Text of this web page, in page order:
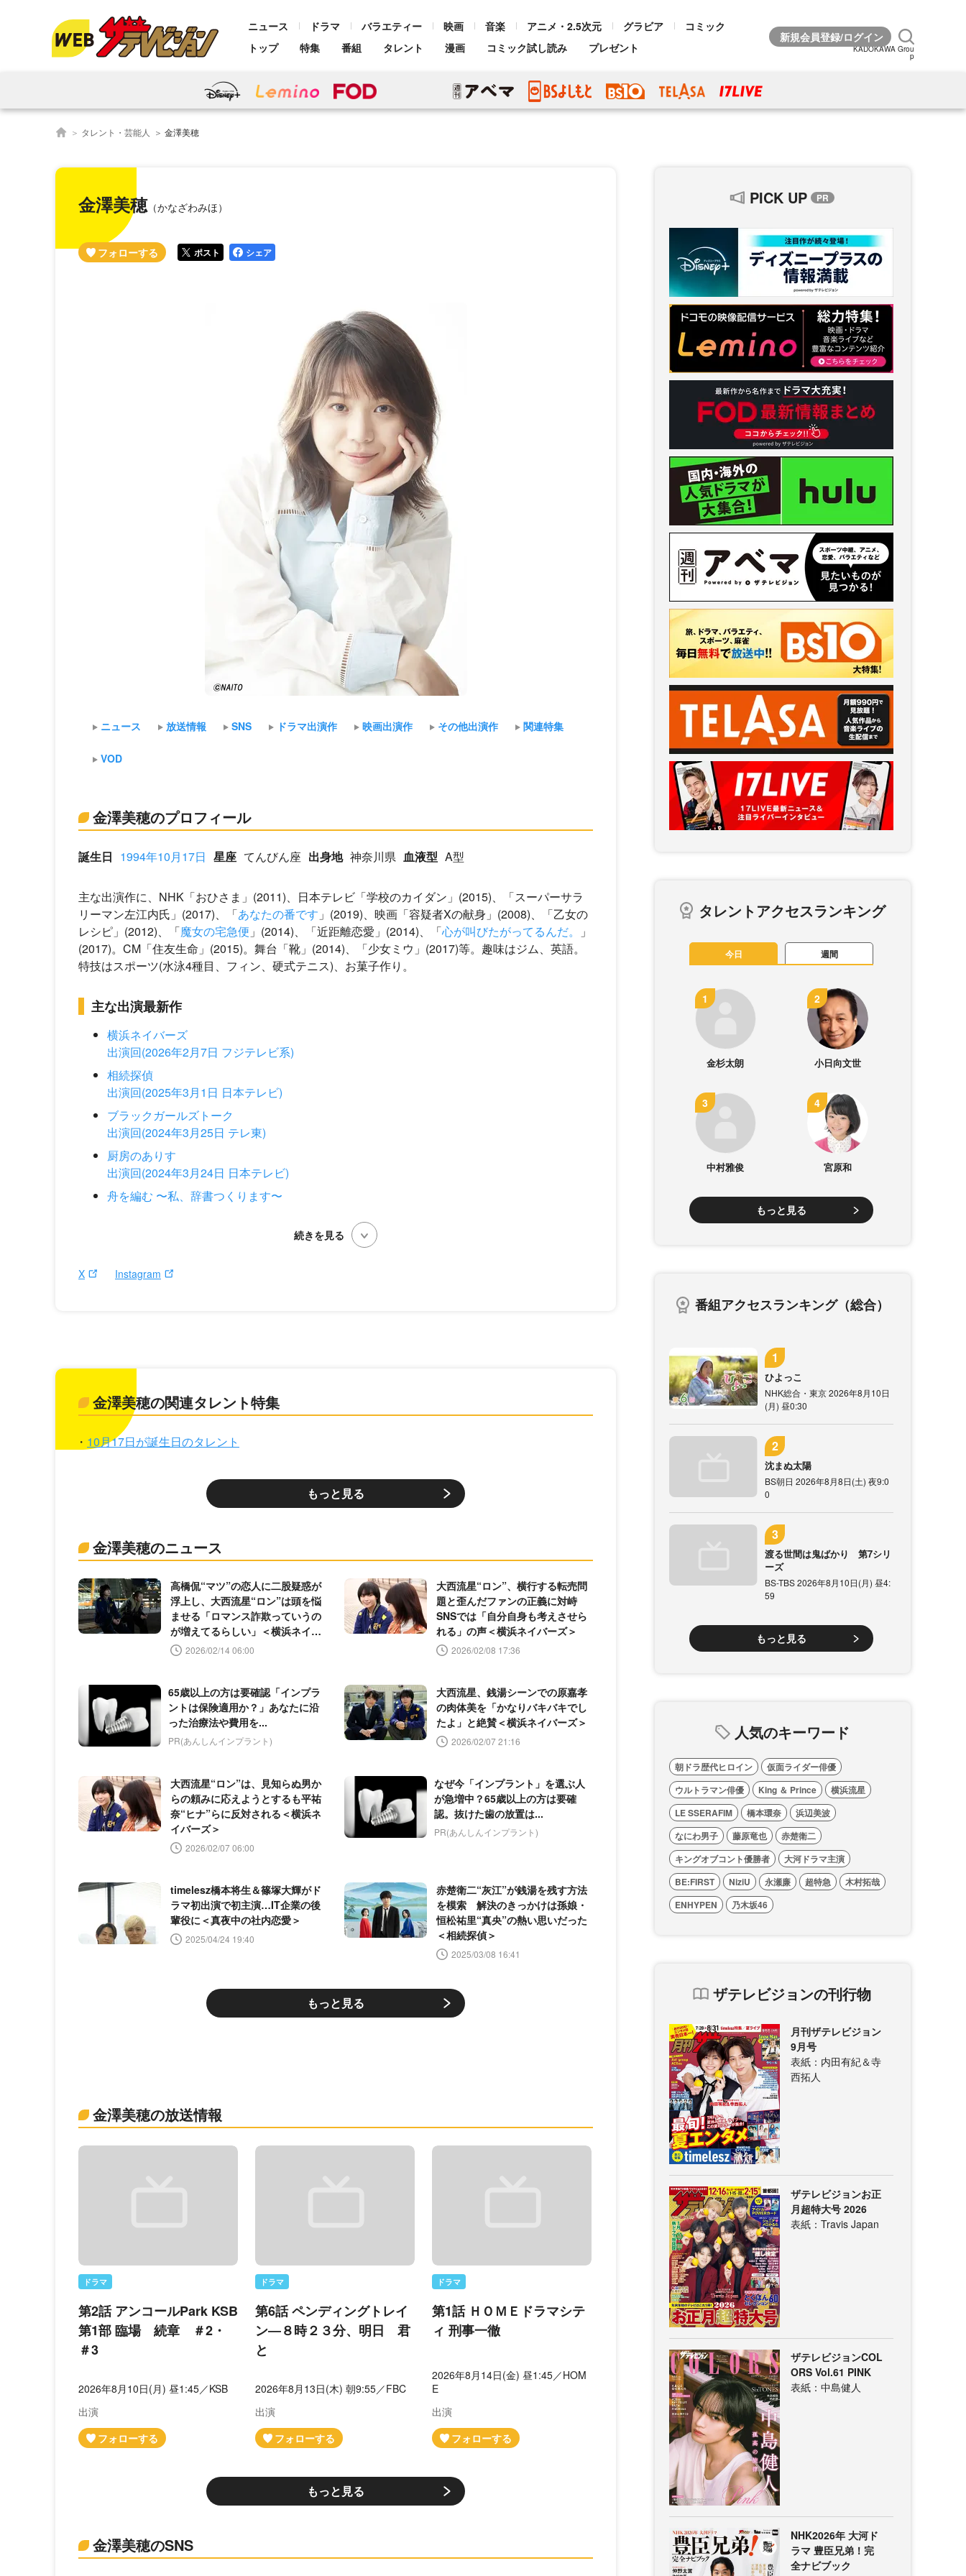
ニュース ドラマ バラエティー 映画 音楽 アニメ・2.5次元 グラビア
コミック
トップ
特集 番組 タレント 漫画 コミック試し読み プレゼント KADOKAWA Grou
p
タレント・芸能人 金澤美穂
金澤美穂（かなざわみほ）
ポスト シェア
ニュース 放送情報 SNS ドラマ出演作 映画出演作 その他出演作 関連特集
VOD
金澤美穂のプロフィール
誕生日 1994年10月17日 星座 てんびん座 出身地 神奈川県 血液型 A型
主な出演作に、NHK「おひさま」(2011)、日本テレビ「学校のカイダン」(2015)、「スーパーサラ
リーマン左江内氏」(2017)、「あなたの番です 」(2019)、映画「容疑者Xの献身」(2008)、「乙女の
レシピ」(2012)、「魔女の宅急便 」(2014)、「近距離恋愛」(2014)、「心が叫びたがってるんだ。
」
(2017)。CM「住友生命」(2015)。舞台「靴」(2014)、「少女ミウ」(2017)等。趣味はジム、英語。
特技はスポーツ(水泳4種目、フィン、硬式テニス)、お菓子作り。
主な出演最新作
横浜ネイバーズ
出演回(2026年2月7日 フジテレビ系)
相続探偵
出演回(2025年3月1日 日本テレビ)
ブラックガールズトーク
出演回(2024年3月25日 テレ東)
厨房のありす
出演回(2024年3月24日 日本テレビ)
舟を編む 〜私、辞書つくります〜
X Instagram
金澤美穂の関連タレント特集
10月17日が誕生日のタレント
もっと見る
金澤美穂のニュース
高橋侃“マツ”の恋人に二股疑惑が
浮上し、大西流星“ロン”は頭を悩
ませる「ロマンス詐欺っていうの
が増えてるらしい」＜横浜ネイバ
ーズ＞2026/02/14 06:00
大西流星“ロン”、横行する転売問
題と歪んだファンの正義に対峙
SNSでは「自分自身も考えさせら
れる」の声＜横浜ネイバーズ＞
2026/02/08 17:36
65歳以上の方は要確認「インプラ
ントは保険適用か？」あなたに沿
った治療法や費用を...
PR(あんしんインプラント)
大西流星、銭湯シーンでの原嘉孝
の肉体美を「かなりバキバキでし
たよ」と絶賛＜横浜ネイバーズ＞
2026/02/07 21:16
大西流星“ロン”は、見知らぬ男か
らの頼みに応えようとするも平祐
奈“ヒナ”らに反対される＜横浜ネ
イバーズ＞
2026/02/07 06:00
なぜ今「インプラント」を選ぶ人
が急増中？65歳以上の方は要確
認。抜けた歯の放置は...
PR(あんしんインプラント)
timelesz橋本将生＆篠塚大輝がド
ラマ初出演で初主演…IT企業の後
輩役に＜真夜中の社内恋愛＞
2025/04/24 19:40
赤楚衛二“灰江”が銭湯を残す方法
を模索 解決のきっかけは孫娘・
恒松祐里“真央”の熱い思いだった
＜相続探偵＞
2025/03/08 16:41
もっと見る
金澤美穂の放送情報
ドラマ
第2話 アンコールPark KSB
第1部 臨場 続章 ＃2・
＃3
2026年8月10日(月) 昼1:45／KSB
出演
ドラマ
第6話 ペンディングトレイ
ン―８時２３分、明日 君
と
2026年8月13日(木) 朝9:55／FBC
出演
ドラマ
第1話 ＨＯＭＥドラマシテ
ィ 刑事一徹
2026年8月14日(金) 昼1:45／HOM
E
出演
もっと見る
金澤美穂のSNS
PICK UP
タレントアクセスランキング
今日 週間
金杉太朗 小日向文世
中村雅俊 宮原和
もっと見る
番組アクセスランキング（総合）
ひよっこ
NHK総合・東京 2026年8月10日
(月) 昼0:30
沈まぬ太陽
BS朝日 2026年8月8日(土) 夜9:0
0
渡る世間は鬼ばかり 第7シリ
ーズ
BS-TBS 2026年8月10日(月) 昼4:
59
もっと見る
人気のキーワード
朝ドラ歴代ヒロイン
仮面ライダー俳優
ウルトラマン俳優
King ＆ Prince
横浜流星
LE SSERAFIM
橋本環奈
浜辺美波
なにわ男子
藤原竜也
赤楚衛二
キングオブコント優勝者
大河ドラマ主演
BE:FIRST
NiziU 永瀬廉 超特急
木村拓哉
ENHYPEN
乃木坂46
ザテレビジョンの刊行物
月刊ザテレビジョン
9月号
表紙：内田有紀＆寺
西拓人
ザテレビジョンお正
月超特大号 2026
表紙：Travis Japan
ザテレビジョンCOL
ORS Vol.61 PINK
表紙：中島健人
NHK2026年 大河ド
ラマ 豊臣兄弟！完
全ナビブック